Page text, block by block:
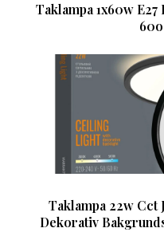
Taklampa 1x60w
60o
Taklampa 22w Cct
Dekorativ